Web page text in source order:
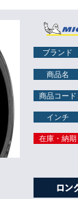
ブランド
商品名
商品コード
インチ
在庫・納期